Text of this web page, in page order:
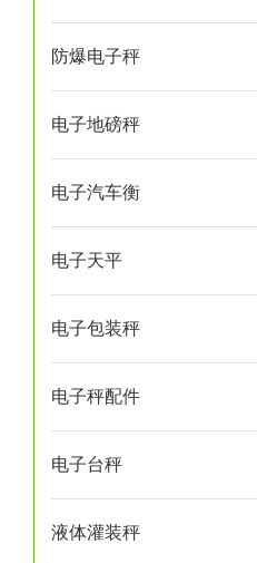
防爆电子秤
电子地磅秤
电子汽车衡
电子天平
电子包装秤
电子秤配件
电子台秤
液体灌装秤